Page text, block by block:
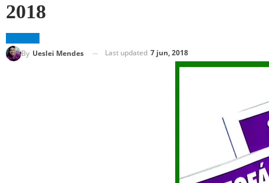
2018
By Ueslei Mendes Last updated 7 jun, 2018